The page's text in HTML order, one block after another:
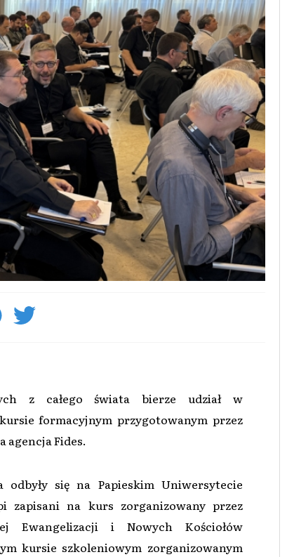
z całego świata bierze udział w
formacyjnym przygotowanym przez
agencja Fides.
się na Papieskim Uniwersytecie
zapisani na kurs zorganizowany przez
Ewangelizacji i Nowych Kościołów
kursie szkoleniowym zorganizowanym